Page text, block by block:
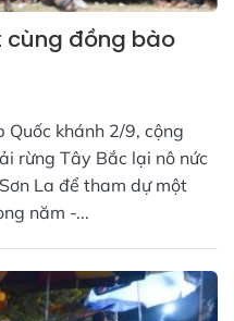
cùng đồng bào
Quốc khánh 2/9, cộng
rừng Tây Bắc lại nô nức
La để tham dự một
năm -...